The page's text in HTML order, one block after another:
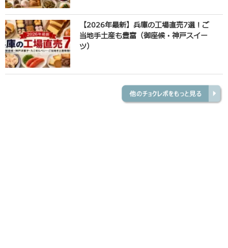
【2026年最新】兵庫の工場直売7選！ご
当地手土産も豊富（御座候・神戸スイー
ツ）